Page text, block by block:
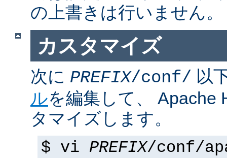
の上書きは行いません。
カスタマイズ
次に PREFIX/conf/ 以
ルを編集して、 Apache
タマイズします。
$ vi PREFIX/conf/